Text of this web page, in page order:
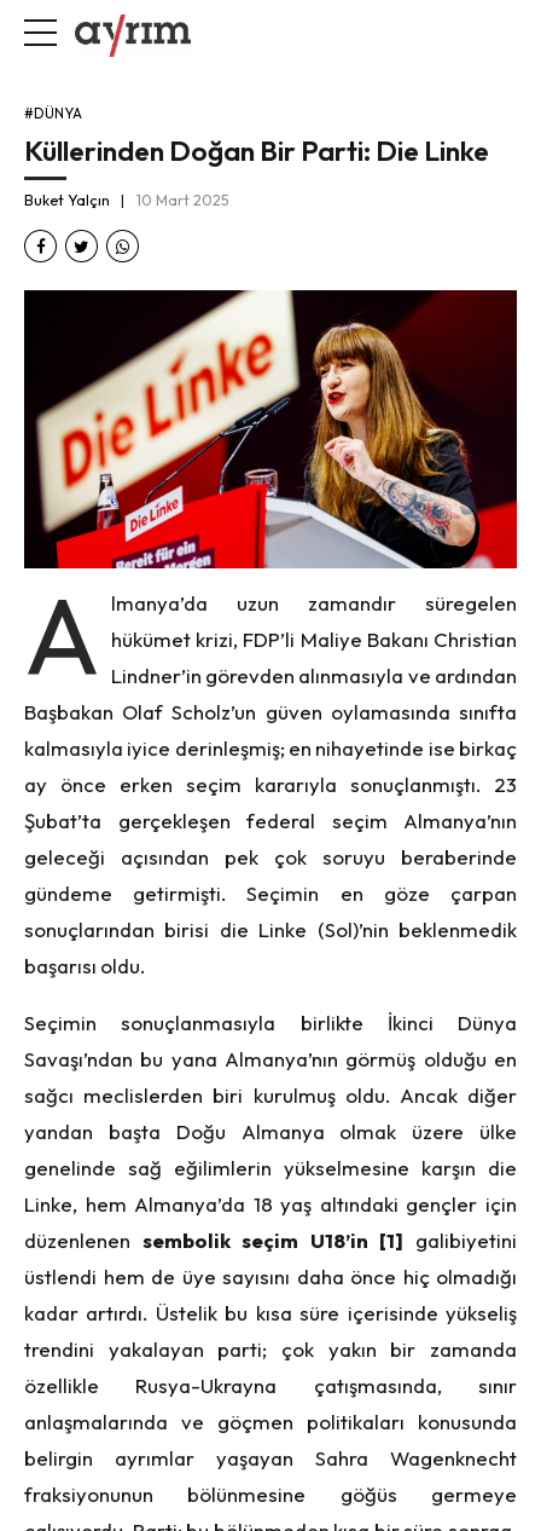
#DÜNYA
Küllerinden Doğan Bir Parti: Die Linke
Buket Yalçın 10 Mart 2025
A
lmanya’da uzun zamandır süregelen
hükümet krizi, FDP’li Maliye Bakanı Christian
Lindner’in görevden alınmasıyla ve ardından
Başbakan Olaf Scholz’un güven oylamasında sınıfta
kalmasıyla iyice derinleşmiş; en nihayetinde ise birkaç
ay önce erken seçim kararıyla sonuçlanmıştı. 23
Şubat’ta gerçekleşen federal seçim Almanya’nın
geleceği açısından pek çok soruyu beraberinde
gündeme getirmişti. Seçimin en göze çarpan
sonuçlarından birisi die Linke (Sol)’nin beklenmedik
başarısı oldu.
Seçimin sonuçlanmasıyla birlikte İkinci Dünya
Savaşı’ndan bu yana Almanya’nın görmüş olduğu en
sağcı meclislerden biri kurulmuş oldu. Ancak diğer
yandan başta Doğu Almanya olmak üzere ülke
genelinde sağ eğilimlerin yükselmesine karşın die
Linke, hem Almanya’da 18 yaş altındaki gençler için
düzenlenen sembolik seçim U18’in [1] galibiyetini
üstlendi hem de üye sayısını daha önce hiç olmadığı
kadar artırdı. Üstelik bu kısa süre içerisinde yükseliş
trendini yakalayan parti; çok yakın bir zamanda
özellikle Rusya-Ukrayna çatışmasında, sınır
anlaşmalarında ve göçmen politikaları konusunda
belirgin ayrımlar yaşayan Sahra Wagenknecht
fraksiyonunun bölünmesine göğüs germeye